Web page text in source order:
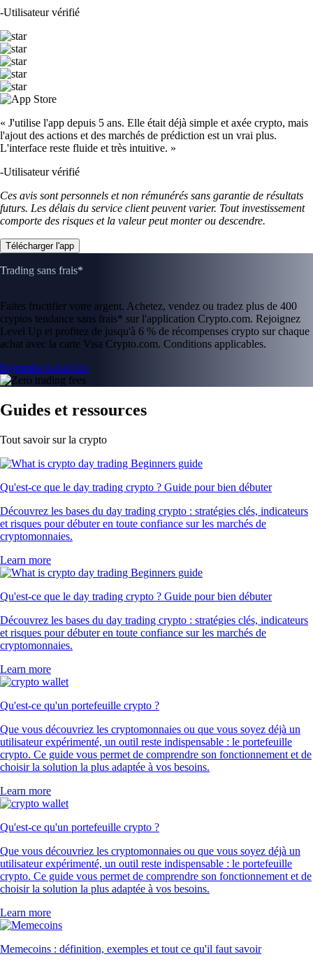
-Utilisateur vérifié
« J'utilise l'app depuis 5 ans. Elle était déjà simple et axée crypto, mais
l'ajout des actions et des marchés de prédiction est un vrai plus.
L'interface reste fluide et très intuitive. »
-Utilisateur vérifié
Ces avis sont personnels et non rémunérés sans garantie de résultats
futurs. Les délais du service client peuvent varier. Tout investissement
comporte des risques et la valeur peut monter ou descendre.
Télécharger l'app
Trading sans frais*
Faites fructifier votre argent. Achetez, vendez ou tradez plus de 400
cryptos tendance sans frais* sur l'application Crypto.com. Rejoignez
Level Up et profitez de jusqu'à 6 % de récompenses crypto sur chaque
achat avec la carte Visa Crypto.com. Conditions applicables.
Rejoindre Level Up
Guides et ressources
Tout savoir sur la crypto
Qu'est-ce que le day trading crypto ? Guide pour bien débuter
Découvrez les bases du day trading crypto : stratégies clés, indicateurs
et risques pour débuter en toute confiance sur les marchés de
cryptomonnaies.
Learn more
Qu'est-ce que le day trading crypto ? Guide pour bien débuter
Découvrez les bases du day trading crypto : stratégies clés, indicateurs
et risques pour débuter en toute confiance sur les marchés de
cryptomonnaies.
Learn more
Qu'est-ce qu'un portefeuille crypto ?
Que vous découvriez les cryptomonnaies ou que vous soyez déjà un
utilisateur expérimenté, un outil reste indispensable : le portefeuille
crypto. Ce guide vous permet de comprendre son fonctionnement et de
choisir la solution la plus adaptée à vos besoins.
Learn more
Qu'est-ce qu'un portefeuille crypto ?
Que vous découvriez les cryptomonnaies ou que vous soyez déjà un
utilisateur expérimenté, un outil reste indispensable : le portefeuille
crypto. Ce guide vous permet de comprendre son fonctionnement et de
choisir la solution la plus adaptée à vos besoins.
Learn more
Memecoins : définition, exemples et tout ce qu'il faut savoir